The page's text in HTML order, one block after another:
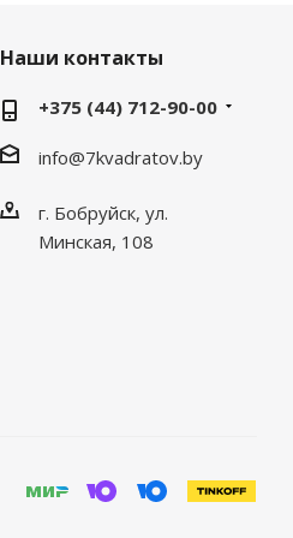
Наши контакты
+375 (44) 712-90-00
info@7kvadratov.by
г. Бобруйск, ул.
Минская, 108